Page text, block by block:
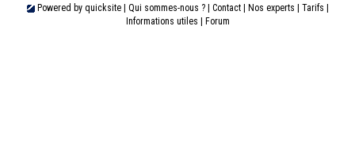
Powered by quicksite Qui sommes-nous ?| Contact| Nos experts Tarifs
Informations utiles
Forum